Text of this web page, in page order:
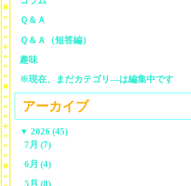
Ｑ＆Ａ
Ｑ＆Ａ（短答編）
趣味
※現在、まだカテゴリ—は編集中です
アーカイブ
▼ 2026 (45)
7月 (7)
6月 (4)
5月 (8)